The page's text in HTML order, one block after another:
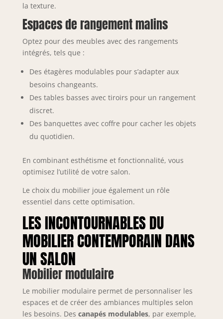
la texture.
Espaces de rangement malins
Optez pour des meubles avec des rangements
intégrés, tels que :
Des étagères modulables pour s’adapter aux
besoins changeants.
Des tables basses avec tiroirs pour un rangement
discret.
Des banquettes avec coffre pour cacher les objets
du quotidien.
En combinant esthétisme et fonctionnalité, vous
optimisez l’utilité de votre salon.
Le choix du mobilier joue également un rôle
essentiel dans cette optimisation.
LES INCONTOURNABLES DU
MOBILIER CONTEMPORAIN DANS
UN SALON
Mobilier modulaire
Le mobilier modulaire permet de personnaliser les
espaces et de créer des ambiances multiples selon
les besoins. Des canapés modulables, par exemple,